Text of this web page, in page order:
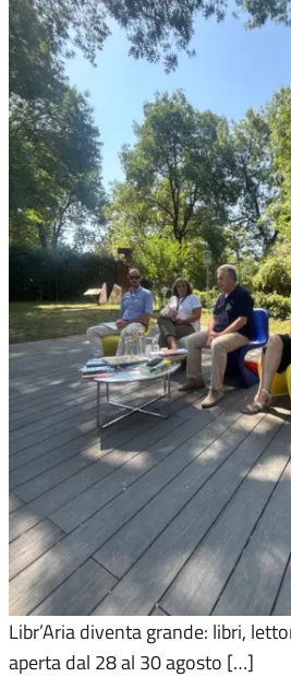
Libr’Aria diventa grande: libri,
aperta dal 28 al 30 agosto […]